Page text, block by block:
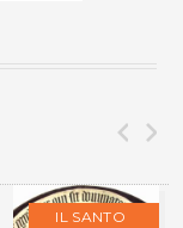
IL SANTO